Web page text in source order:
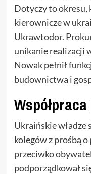
Dotyczy to okresu,
kierownicze w
Ukrawtodor.
unikanie realizacji
Nowak pełnił
budownictwa i
Ukraińskie władze
kolegów z prośbą
przeciwko
podporządkował